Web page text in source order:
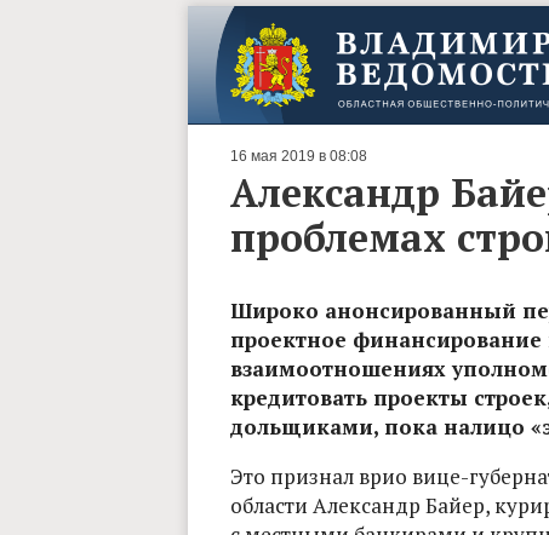
16 мая 2019 в 08:08
Александр
проблемах
Широко анонсированный
проектное финансирование
взаимоотношениях
кредитовать проекты
дольщиками, пока налицо
Это признал врио вице-
области Александр Байер,